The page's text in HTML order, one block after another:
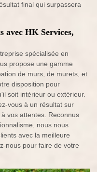
final qui surpassera
avec HK Services,
spécialisée en
propose une gamme
de murs, de murets, et
disposition pour
soit intérieur ou extérieur.
vous à un résultat sur
vos attentes. Reconnus
nous nous
avec la meilleure
nous pour faire de votre